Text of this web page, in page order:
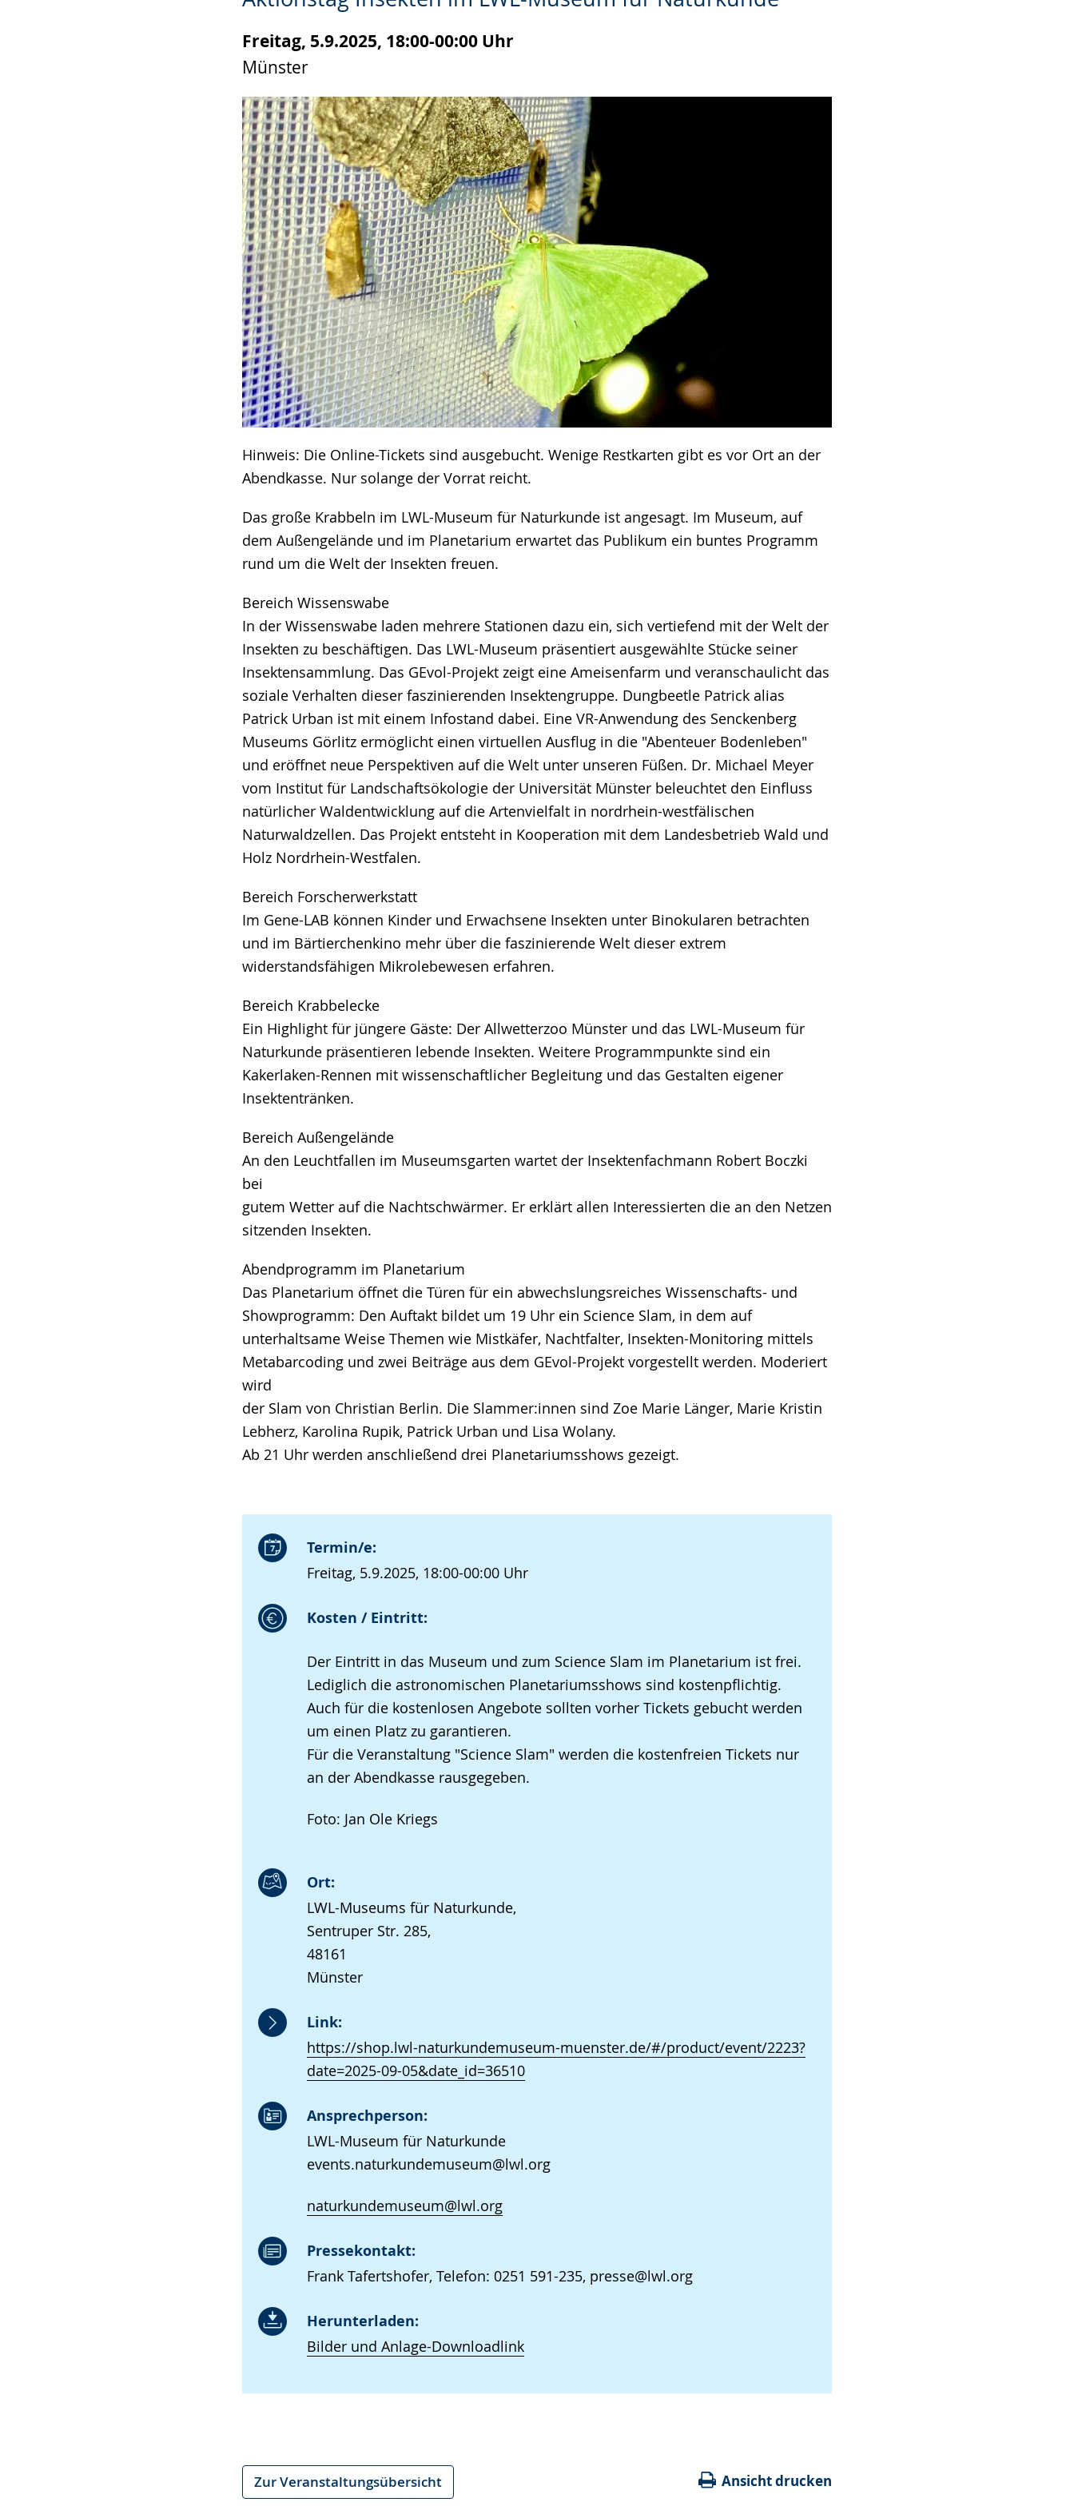
Freitag, 5.9.2025, 18:00-00:00 Uhr
Münster
Hinweis: Die Online-Tickets sind ausgebucht. Wenige Restkarten gibt es vor Ort an der
Abendkasse. Nur solange der Vorrat reicht.
Das große Krabbeln im LWL-Museum für Naturkunde ist angesagt. Im Museum, auf
dem Außengelände und im Planetarium erwartet das Publikum ein buntes Programm
rund um die Welt der Insekten freuen.
Bereich Wissenswabe
In der Wissenswabe laden mehrere Stationen dazu ein, sich vertiefend mit der Welt der
Insekten zu beschäftigen. Das LWL-Museum präsentiert ausgewählte Stücke seiner
Insektensammlung. Das GEvol-Projekt zeigt eine Ameisenfarm und veranschaulicht das
soziale Verhalten dieser faszinierenden Insektengruppe. Dungbeetle Patrick alias
Patrick Urban ist mit einem Infostand dabei. Eine VR-Anwendung des Senckenberg
Museums Görlitz ermöglicht einen virtuellen Ausflug in die "Abenteuer Bodenleben"
und eröffnet neue Perspektiven auf die Welt unter unseren Füßen. Dr. Michael Meyer
vom Institut für Landschaftsökologie der Universität Münster beleuchtet den Einfluss
natürlicher Waldentwicklung auf die Artenvielfalt in nordrhein-westfälischen
Naturwaldzellen. Das Projekt entsteht in Kooperation mit dem Landesbetrieb Wald und
Holz Nordrhein-Westfalen.
Bereich Forscherwerkstatt
Im Gene-LAB können Kinder und Erwachsene Insekten unter Binokularen betrachten
und im Bärtierchenkino mehr über die faszinierende Welt dieser extrem
widerstandsfähigen Mikrolebewesen erfahren.
Bereich Krabbelecke
Ein Highlight für jüngere Gäste: Der Allwetterzoo Münster und das LWL-Museum für
Naturkunde präsentieren lebende Insekten. Weitere Programmpunkte sind ein
Kakerlaken-Rennen mit wissenschaftlicher Begleitung und das Gestalten eigener
Insektentränken.
Bereich Außengelände
An den Leuchtfallen im Museumsgarten wartet der Insektenfachmann Robert Boczki
bei
gutem Wetter auf die Nachtschwärmer. Er erklärt allen Interessierten die an den Netzen
sitzenden Insekten.
Abendprogramm im Planetarium
Das Planetarium öffnet die Türen für ein abwechslungsreiches Wissenschafts- und
Showprogramm: Den Auftakt bildet um 19 Uhr ein Science Slam, in dem auf
unterhaltsame Weise Themen wie Mistkäfer, Nachtfalter, Insekten-Monitoring mittels
Metabarcoding und zwei Beiträge aus dem GEvol-Projekt vorgestellt werden. Moderiert
wird
der Slam von Christian Berlin. Die Slammer:innen sind Zoe Marie Länger, Marie Kristin
Lebherz, Karolina Rupik, Patrick Urban und Lisa Wolany.
Ab 21 Uhr werden anschließend drei Planetariumsshows gezeigt.
Termin/e:
Freitag, 5.9.2025, 18:00-00:00 Uhr
Kosten / Eintritt:
Der Eintritt in das Museum und zum Science Slam im Planetarium ist frei.
Lediglich die astronomischen Planetariumsshows sind kostenpflichtig.
Auch für die kostenlosen Angebote sollten vorher Tickets gebucht werden
um einen Platz zu garantieren.
Für die Veranstaltung "Science Slam" werden die kostenfreien Tickets nur
an der Abendkasse rausgegeben.
Foto: Jan Ole Kriegs
Ort:
LWL-Museums für Naturkunde,
Sentruper Str. 285,
48161
Münster
Link:
https://shop.lwl-naturkundemuseum-muenster.de/#/product/event/2223?
date=2025-09-05&date_id=36510
Ansprechperson:
LWL-Museum für Naturkunde
events.naturkundemuseum@lwl.org
naturkundemuseum@lwl.org
Pressekontakt:
Frank Tafertshofer, Telefon: 0251 591-235, presse@lwl.org
Herunterladen:
Bilder und Anlage-Downloadlink
wird
angezeigt.
Zur Veranstaltungsübersicht Ansicht drucken